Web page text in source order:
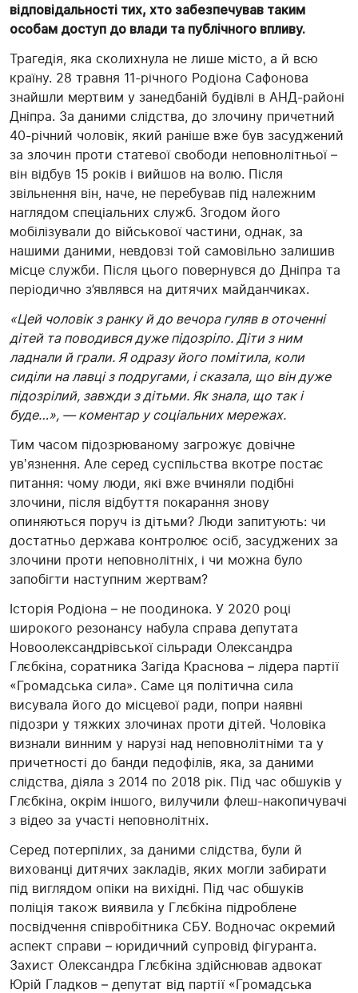
відповідальності тих, хто забезпечував таким
особам доступ до влади та публічного впливу.
Трагедія, яка сколихнула не лише місто, а й всю
країну. 28 травня 11-річного Родіона Сафонова
знайшли мертвим у занедбаній будівлі в АНД-районі
Дніпра. За даними слідства, до злочину причетний
40-річний чоловік, який раніше вже був засуджений
за злочин проти статевої свободи неповнолітньої –
він відбув 15 років і вийшов на волю. Після
звільнення він, наче, не перебував під належним
наглядом спеціальних служб. Згодом його
мобілізували до військової частини, однак, за
нашими даними, невдовзі той самовільно залишив
місце служби. Після цього повернувся до Дніпра та
періодично з’являвся на дитячих майданчиках.
«Цей чоловік з ранку й до вечора гуляв в оточенні
дітей та поводився дуже підозріло. Діти з ним
ладнали й грали. Я одразу його помітила, коли
сиділи на лавці з подругами, і сказала, що він дуже
підозрілий, завжди з дітьми. Як знала, що так і
буде…», — коментар у соціальних мережах.
Тим часом підозрюваному загрожує довічне
увʼязнення. Але серед суспільства вкотре постає
питання: чому люди, які вже вчиняли подібні
злочини, після відбуття покарання знову
опиняються поруч із дітьми? Люди запитують: чи
достатньо держава контролює осіб, засуджених за
злочини проти неповнолітніх, і чи можна було
запобігти наступним жертвам?
Історія Родіона – не поодинока. У 2020 році
широкого резонансу набула справа депутата
Новоолександрівської сільради Олександра
Глєбкіна, соратника Загіда Краснова – лідера партії
«Громадська сила». Саме ця політична сила
висувала його до місцевої ради, попри наявні
підозри у тяжких злочинах проти дітей. Чоловіка
визнали винним у нарузі над неповнолітніми та у
причетності до банди педофілів, яка, за даними
слідства, діяла з 2014 по 2018 рік. Під час обшуків у
Глєбкіна, окрім іншого, вилучили флеш-накопичувачі
з відео за участі неповнолітніх.
Серед потерпілих, за даними слідства, були й
вихованці дитячих закладів, яких могли забирати
під виглядом опіки на вихідні. Під час обшуків
поліція також виявила у Глєбкіна підроблене
посвідчення співробітника СБУ. Водночас окремий
аспект справи – юридичний супровід фігуранта.
Захист Олександра Глєбкіна здійснював адвокат
Юрій Гладков – депутат від партії «Громадська